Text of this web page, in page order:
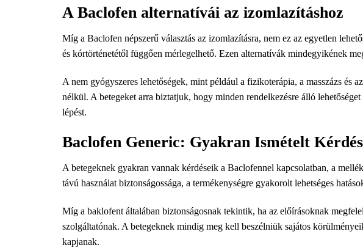
A Baclofen alternatívái az izomlazításhoz
Míg a Baclofen népszerű választás az izomlazításra, nem ez az egyetlen
és kórtörténetétől függően mérlegelhető. Ezen alternatívák mindegyikének
A nem gyógyszeres lehetőségek, mint például a fizikoterápia, a masszázs
nélkül. A betegeket arra biztatjuk, hogy minden rendelkezésre álló
lépést.
Baclofen Generic: Gyakran Ismételt
A betegeknek gyakran vannak kérdéseik a Baclofennel kapcsolatban, a
távú használat biztonságossága, a termékenységre gyakorolt ​​lehetséges
Míg a baklofent általában biztonságosnak tekintik, ha az előírásoknak
szolgáltatónak. A betegeknek mindig meg kell beszélniük sajátos
kapjanak.